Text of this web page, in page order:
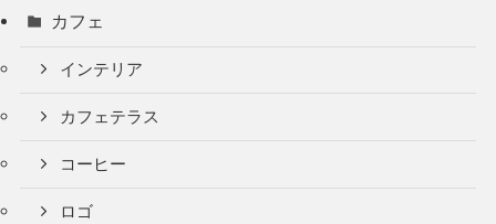
カフェ
インテリア
カフェテラス
コーヒー
ロゴ